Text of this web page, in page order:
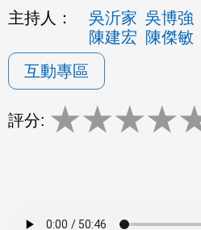
主持人：
吳沂家 吳博強
陳建宏 陳傑敏
互動專區
評分: ★★★★